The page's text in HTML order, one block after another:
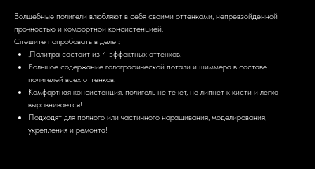
Волшебные полигели влюбляют в себя своими оттенками, непревзойденной
прочностью и комфортной консистенцией.
Спешите попробовать в деле :
.Палитра состоит из 4 эффектных оттенков.
Большое содержание голографической потали и шиммера в составе
полигелей всех оттенков.
Комфортная консистенция, полигель не течет, не липнет к кисти и легко
выравнивается!
Подходят для полного или частичного наращивания, моделирования,
укрепления и ремонта!